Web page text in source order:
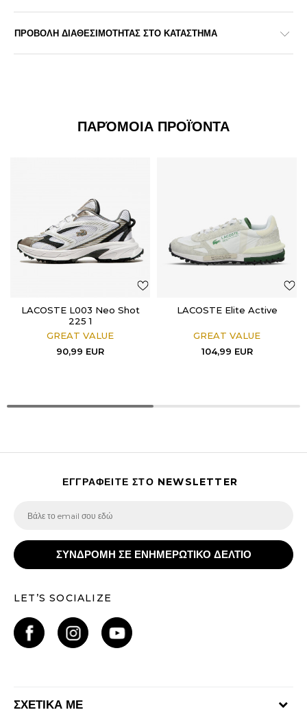
ΠΡΟΒΟΛΗ ΔΙΑΘΕΣΙΜΟΤΗΤΑΣ ΣΤΟ ΚΑΤΑΣΤΗΜΑ
ΠΑΡΌΜΟΙΑ ΠΡΟΪΌΝΤΑ
LACOSTE L003 Neo Shot
225 1
GREAT VALUE
90,99 EUR
LACOSTE Elite Active
GREAT VALUE
104,99 EUR
ΕΓΓΡΑΦΕΙΤΕ ΣΤΟ NEWSLETTER
ΣΥΝΔΡΟΜΗ ΣΕ ΕΝΗΜΕΡΩΤΙΚΟ ΔΕΛΤΙΟ
LET’S SOCIALIZE
ΣΧΕΤΙΚΑ ΜΕ